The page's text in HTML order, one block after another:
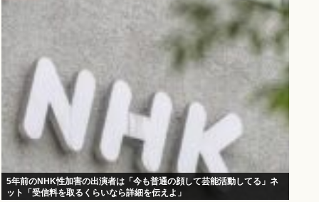
5年前のNHK性加害の出演者は「今も普通の顔して芸能活動してる」ネ
ット「受信料を取るくらいなら詳細を伝えよ」